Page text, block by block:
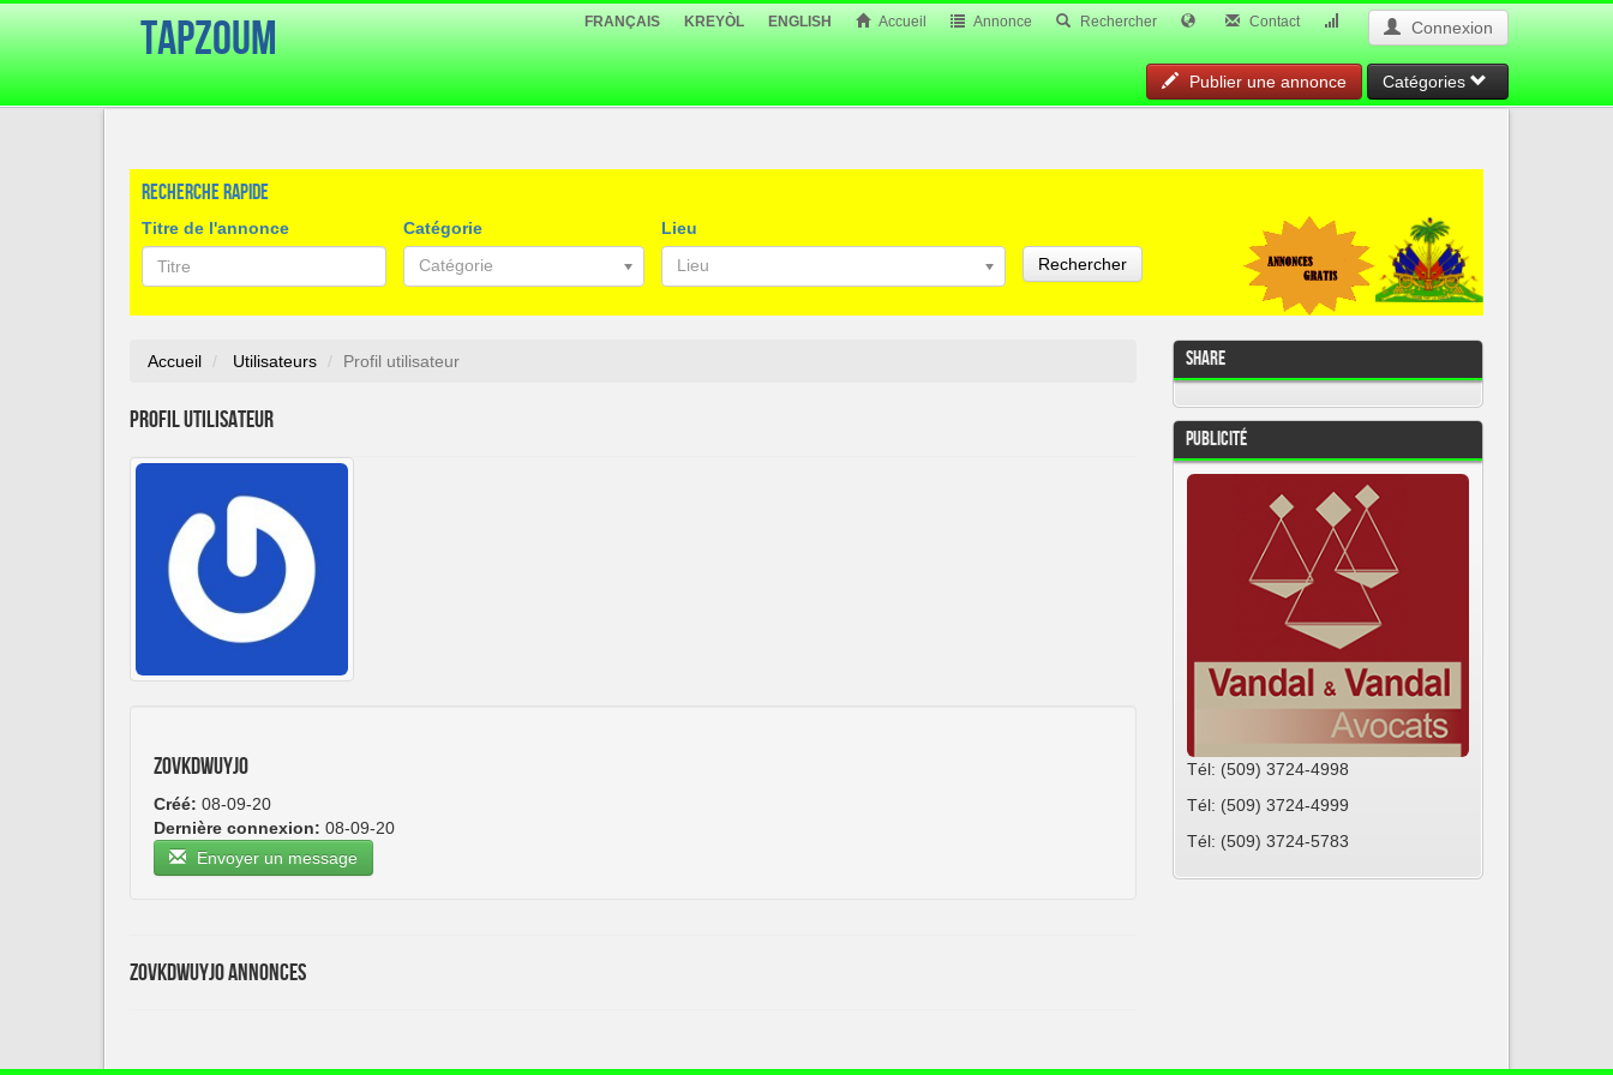
TapZoum FRANÇAIS KREYÒL ENGLISH Accueil Annonce Rechercher Contact Connexion
Publier une annonce Catégories
Recherche rapide
Titre de l'annonce
Catégorie
Catégorie
Lieu
Lieu
Rechercher
Accueil Utilisateurs Profil utilisateur
Profil utilisateur
zovkdwuyjo
Créé: 08-09-20
Dernière connexion: 08-09-20
Envoyer un message
zovkdwuyjo Annonces
Share
Publicité
Tél: (509) 3724-4998
Tél: (509) 3724-4999
Tél: (509) 3724-5783